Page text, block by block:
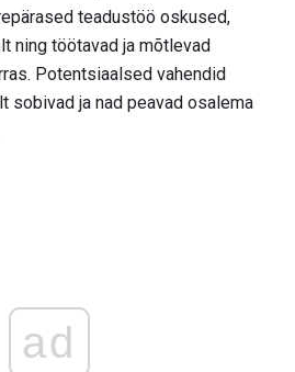
teadustöö oskused,
ning töötavad ja mõtlevad
Potentsiaalsed vahendid
sobivad ja nad peavad osalema
ad